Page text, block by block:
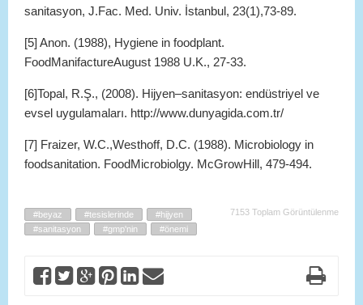
sanitasyon, J.Fac. Med. Univ. İstanbul, 23(1),73-89.
[5] Anon. (1988), Hygiene in foodplant.
FoodManifactureAugust 1988 U.K., 27-33.
[6]Topal, R.Ş., (2008). Hijyen–sanitasyon: endüstriyel ve
evsel uygulamaları. http://www.dunyagida.com.tr/
[7] Fraizer, W.C.,Westhoff, D.C. (1988). Microbiology in
foodsanitation. FoodMicrobiolgy. McGrowHill, 479-494.
7153 Toplam Görüntülenme
#beyaz #tesislerinde
#hijyen
#sanitasyon
#gmp'nin #önemi